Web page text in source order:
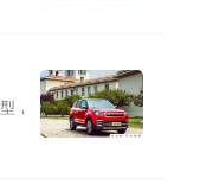
，